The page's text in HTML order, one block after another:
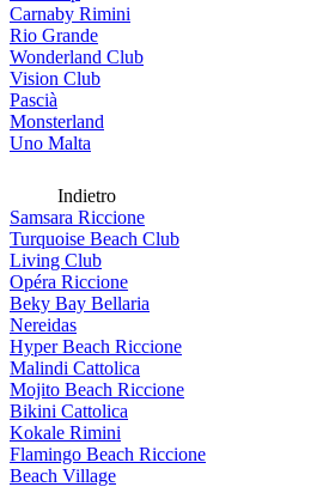
Carnaby Rimini
Rio Grande
Wonderland Club
Vision Club
Pascià
Monsterland
Uno Malta
Indietro
Samsara Riccione
Turquoise Beach Club
Living Club
Opéra Riccione
Beky Bay Bellaria
Nereidas
Hyper Beach Riccione
Malindi Cattolica
Mojito Beach Riccione
Bikini Cattolica
Kokale Rimini
Flamingo Beach Riccione
Beach Village